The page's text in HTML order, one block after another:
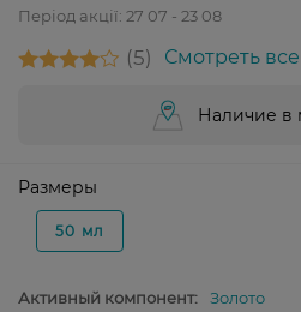
Період акції: 27 07 - 23 08
5 Смотреть
Наличие в
Размеры
50 мл
Активный компонент:
Золото